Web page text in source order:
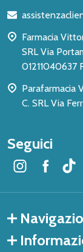
pagina
Farmacia
SRL Via Portamedina 8,
01211040637
Parafarmacia
C. SRL Via
Seguici